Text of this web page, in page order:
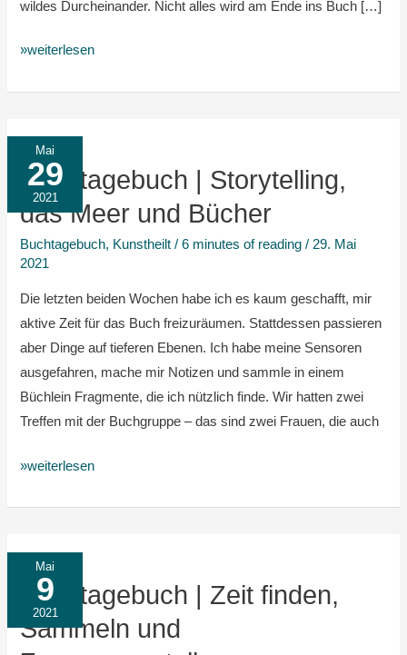
wildes Durcheinander. Nicht alles wird am Ende ins Buch […]
»weiterlesen
Mai
29
2021
Buchtagebuch | Storytelling,
das Meer und Bücher
Buchtagebuch, Kunstheilt /6 minutes of reading /29. Mai
2021
Die letzten beiden Wochen habe ich es kaum geschafft, mir
aktive Zeit für das Buch freizuräumen. Stattdessen passieren
aber Dinge auf tieferen Ebenen. Ich habe meine Sensoren
ausgefahren, mache mir Notizen und sammle in einem
Büchlein Fragmente, die ich nützlich finde. Wir hatten zwei
Treffen mit der Buchgruppe – das sind zwei Frauen, die auch
Buchtagebuch
Storytelling,
das
Meer
und
Bücher
»weiterlesen
Mai
9
2021
Buchtagebuch | Zeit finden,
Sammeln und
Buchtagebuch
Zeit
finden,